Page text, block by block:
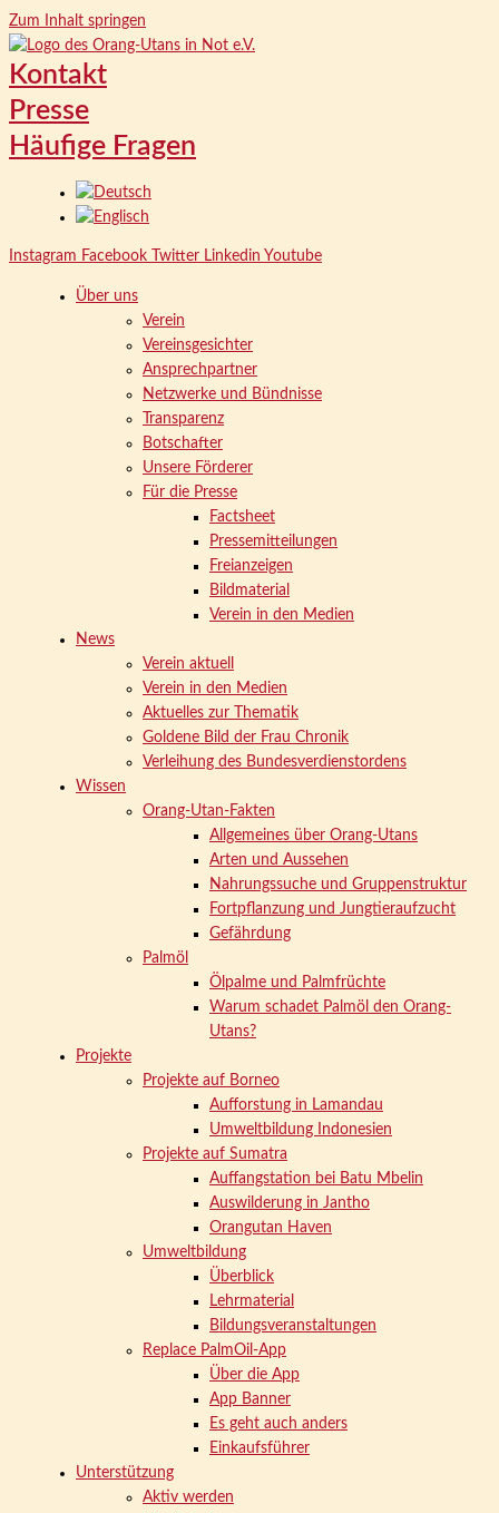
Zum Inhalt springen
Kontakt
Presse
Häufige Fragen
Instagram Facebook Twitter Linkedin Youtube
Über uns
Verein
Vereinsgesichter
Ansprechpartner
Netzwerke und Bündnisse
Transparenz
Botschafter
Unsere Förderer
Für die Presse
Factsheet
Pressemitteilungen
Freianzeigen
Bildmaterial
Verein in den Medien
News
Verein aktuell
Verein in den Medien
Aktuelles zur Thematik
Goldene Bild der Frau Chronik
Verleihung des Bundesverdienstordens
Wissen
Orang-Utan-Fakten
Allgemeines über Orang-Utans
Arten und Aussehen
Nahrungssuche und Gruppenstruktur
Fortpflanzung und Jungtieraufzucht
Gefährdung
Palmöl
Ölpalme und Palmfrüchte
Warum schadet Palmöl den Orang-
Utans?
Projekte
Projekte auf Borneo
Aufforstung in Lamandau
Umweltbildung Indonesien
Projekte auf Sumatra
Auffangstation bei Batu Mbelin
Auswilderung in Jantho
Orangutan Haven
Umweltbildung
Überblick
Lehrmaterial
Bildungsveranstaltungen
Replace PalmOil-App
Über die App
App Banner
Es geht auch anders
Einkaufsführer
Unterstützung
Aktiv werden